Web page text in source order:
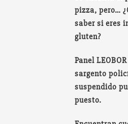
pizza, pero…
saber si eres
gluten?
Panel
sargento
suspendido
puesto.